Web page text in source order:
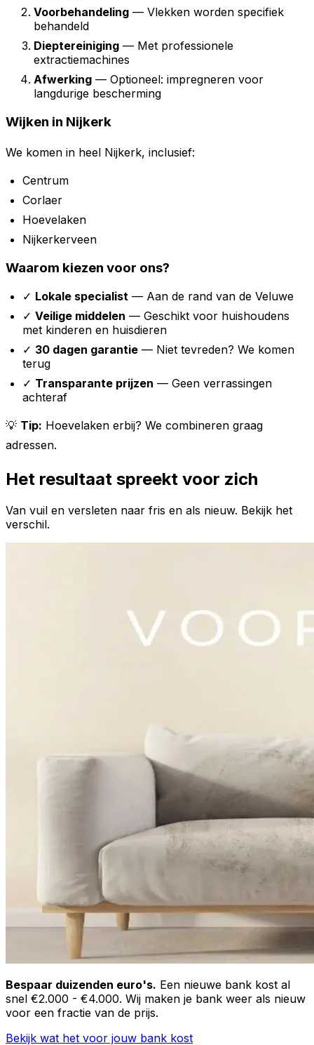
Voorbehandeling — Vlekken worden specifiek
behandeld
Dieptereiniging — Met professionele
extractiemachines
Afwerking — Optioneel: impregneren voor
langdurige bescherming
Wijken in Nijkerk
We komen in heel Nijkerk, inclusief:
Centrum
Corlaer
Hoevelaken
Nijkerkerveen
Waarom kiezen voor ons?
✓ Lokale specialist — Aan de rand van de Veluwe
✓ Veilige middelen — Geschikt voor huishoudens
met kinderen en huisdieren
✓ 30 dagen garantie — Niet tevreden? We komen
terug
✓ Transparante prijzen — Geen verrassingen
achteraf
💡 Tip: Hoevelaken erbij? We combineren graag
adressen.
Het resultaat spreekt voor zich
Van vuil en versleten naar fris en als nieuw. Bekijk het
verschil.
Bespaar duizenden euro's. Een nieuwe bank kost al
snel €2.000 - €4.000. Wij maken je bank weer als nieuw
voor een fractie van de prijs.
Bekijk wat het voor jouw bank kost